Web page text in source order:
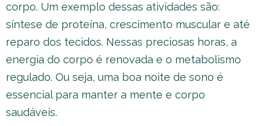
corpo. Um exemplo dessas atividades são:
síntese de proteína, crescimento muscular e até
reparo dos tecidos. Nessas preciosas horas, a
energia do corpo é renovada e o metabolismo
regulado. Ou seja, uma boa noite de sono é
essencial para manter a mente e corpo
saudáveis.